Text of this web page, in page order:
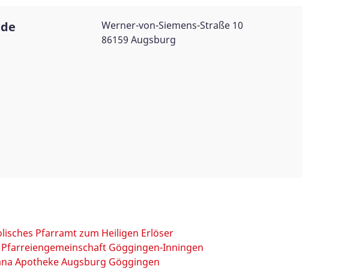
Werner-von-Siemens-Straße 10
86159 Augsburg
Pfarramt zum Heiligen Erlöser
Pfarreiengemeinschaft Göggingen-Inningen
Apotheke Augsburg Göggingen